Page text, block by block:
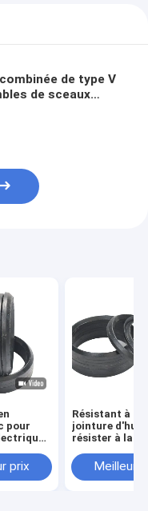
de type V
de sceaux
pour
Seal
prix
Résistant à
jointure
résister à la
la
Meilleur